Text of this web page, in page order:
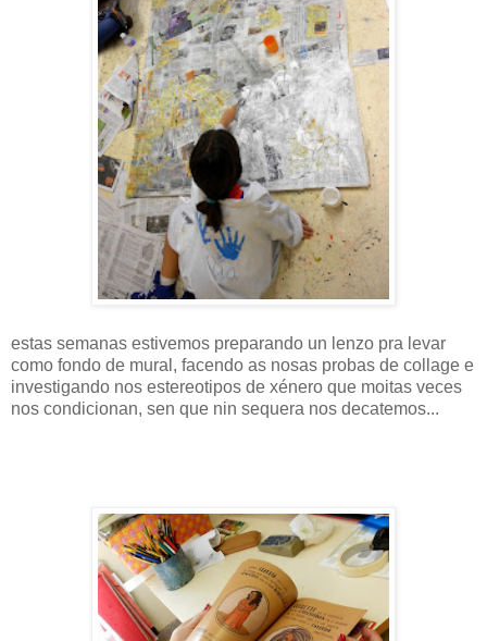
estas semanas estivemos preparando un lenzo pra levar
como fondo de mural, facendo as nosas probas de collage e
investigando nos estereotipos de xénero que moitas veces
nos condicionan, sen que nin sequera nos decatemos...